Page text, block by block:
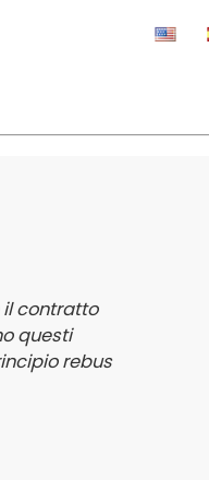
contratto
questi
rebus